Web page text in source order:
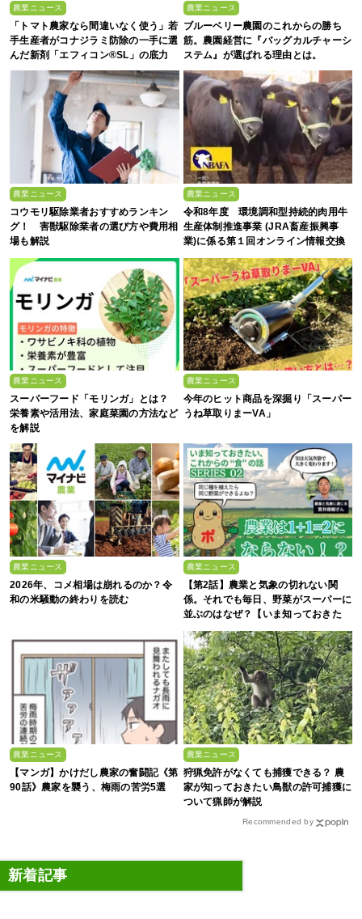
農業ニュース
「トマト農家なら間違いなく使う」若
手生産者がコナジラミ防除の一手に選
んだ新剤「エフィコン®SL」の底力
農業ニュース
ブルーベリー農園のこれからの勝ち
筋。農園経営に『バッグカルチャーシ
ステム』が選ばれる理由とは。
農業ニュース
コウモリ駆除業者おすすめランキン
グ！ 害獣駆除業者の選び方や費用相
場も解説
農業ニュース
令和8年度 環境調和型持続的肉用牛
生産体制推進事業 (JRA畜産振興事
業)に係る第１回オンライン情報交換
農業ニュース
スーパーフード「モリンガ」とは？
栄養素や活用法、家庭菜園の方法など
を解説
農業ニュース
今年のヒット商品を深掘り「スーパー
うね草取りまーVA」
農業ニュース
2026年、コメ相場は崩れるのか？令
和の米騒動の終わりを読む
農業ニュース
【第2話】農業と気象の切れない関
係。それでも毎日、野菜がスーパーに
並ぶのはなぜ？【いま知っておきた
い、これからの”食”の話】
農業ニュース
【マンガ】かけだし農家の奮闘記《第
90話》農家を襲う、梅雨の苦労5選
農業ニュース
狩猟免許がなくても捕獲できる？ 農
家が知っておきたい鳥獣の許可捕獲に
ついて猟師が解説
Recommended by
新着記事